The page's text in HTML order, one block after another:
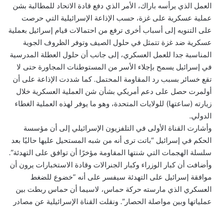
العمل الذي يرأسه باراك، الأمر الذي دفع قادة الاتحاد للمطالبة بشن
عملية عسكرية على غزة، حسب الإذاعة الإسرائيلية التي حرصت
على التنويه إلى أسباب أخرى ترفع من احتمالات قيام إسرائيل بعملية
عسكرية ضد غزة تتمثل في حلول الصيف وتوفر الظروف الجوية
المناسبة جدا للعمل العسكري، إلى جانب أن حلول العطلة المدرسية
في إسرائيل يسمح بإجلاء الأسر من المستوطنات المجاورة حتى لا
تقع خسائر بسبب رد المقاومة المحتمل. كما شددت الإذاعة على أن
أولمرت حصل على دعم أمريكي بشأن شن العملية العسكرية خلال
زيارته (ساعتها) للولايات المتحدة، وهو ما يوفر لهذه العملية الغطاء
الدولي.
وأشارت القناة الأولى في التلفزيون الإسرائيلي إلى أن مؤسسة
الحكم في إسرائيل “باتت ترى أنه من شبه المستحيل عليها حاليًا بعد
سلسلة الهجمات التي شنتها المقاومة مؤخرًا أن توافق على التهدئة”.
وأضافت أن كبار الوزراء وكبار الجنرالات وقادة الاستخبارات يرون أن
موافقة إسرائيل على التهدئة سيفسر على أنه “خضوع للضغط
العسكري الذي مارسته حركة حماس، لاسيما أن حماس ربطت بين
عملياتها وبين مواصلة الحصار”. ونقلت القناة الإسرائيلية عن مصادر